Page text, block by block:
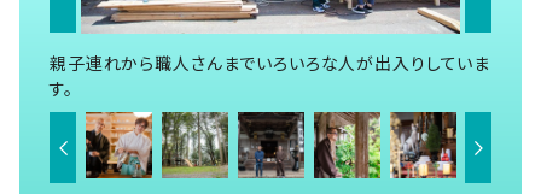
親子連れから職人さんまでいろいろな人が出入りしていま
す。